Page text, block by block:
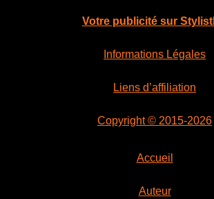
Votre publicité sur
Informations Légales
Liens d’affiliation
Copyright © 2015-2026
Accueil
Auteur